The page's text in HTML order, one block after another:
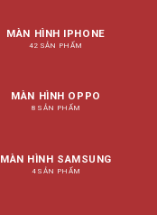
MÀN HÌNH IPHONE
42 SẢN PHẨM
MÀN HÌNH OPPO
8 SẢN PHẨM
MÀN HÌNH SAMSUNG
4 SẢN PHẨM